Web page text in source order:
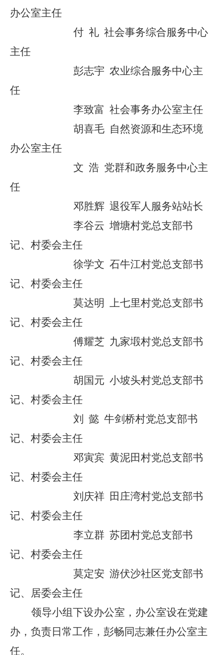
办公室主任
付 礼 社会事务综合服务中心
主任
彭志宇 农业综合服务中心主
任
李致富 社会事务办公室主任
胡喜毛 自然资源和生态环境
办公室主任
文 浩 党群和政务服务中心主
任
邓胜辉 退役军人服务站站长
李谷云 增塘村党总支部书
记、村委会主任
徐学文 石牛江村党总支部书
记、村委会主任
莫达明
上七里村党总支部书
记、村委会主任
傅耀芝 九家塅村党总支部书
记、村委会主任
胡国元 小坡头村党总支部书
记、村委会主任
刘
懿 牛剑桥村党总支部书
记、村委会主任
邓寅宾 黄泥田村党总支部书
记、村委会主任
刘庆祥 田庄湾村党总支部书
记、村委会主任
李立群 苏团村党总支部书
记、村委会主任
莫定安 游伏沙社区党支部书
记、居委会主任
领导小组下设办公室，办公室设在党建
办 ，负责日常工作， 彭畅同志兼任办公室主
任。